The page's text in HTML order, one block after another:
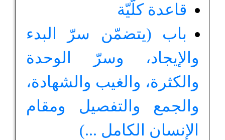
قاعدة كلّيّة
باب (يتضمّن سرّ البدء
والإيجاد، وسرّ الوحدة
والكثرة، والغيب والشهادة،
والجمع والتفصيل ومقام
الإنسان الكامل ...)